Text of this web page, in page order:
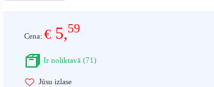
Cena: € 5,59
Ir noliktavā (71)
Jūsu izlase